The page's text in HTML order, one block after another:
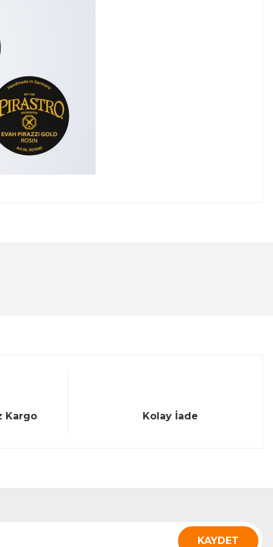
Kargo Kolay İade
KAYDET